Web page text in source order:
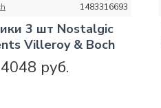
1483316693
3 шт Nostalgic
Villeroy & Boch
4048 руб.